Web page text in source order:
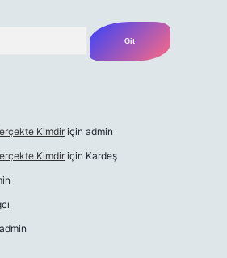
Kimdir için admin
Kimdir için Kardeş
admin